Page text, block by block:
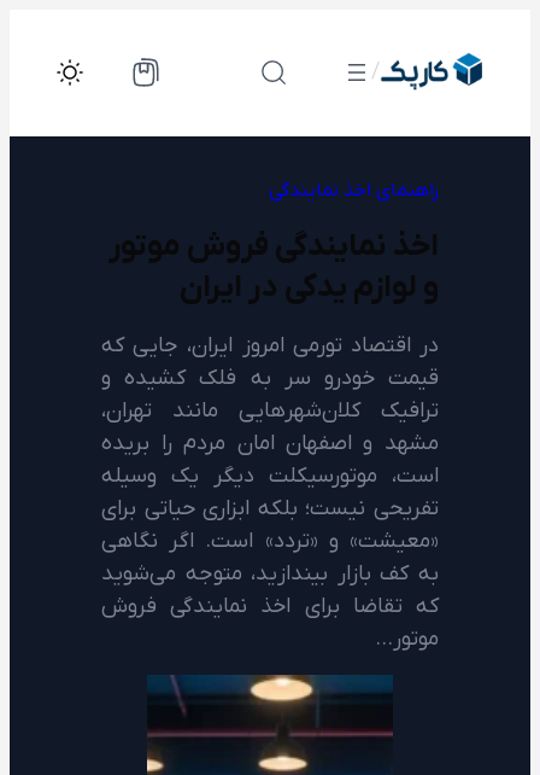
/
راهنمای اخذ نمایندگی
اخذ نمایندگی فروش موتور
و لوازم یدکی در ایران
در اقتصاد تورمی امروز ایران، جایی که
قیمت خودرو سر به فلک کشیده و
ترافیک کلان‌شهرهایی مانند تهران،
مشهد و اصفهان امان مردم را بریده
است، موتورسیکلت دیگر یک وسیله
تفریحی نیست؛ بلکه ابزاری حیاتی برای
«معیشت» و «تردد» است. اگر نگاهی
به کف بازار بیندازید، متوجه می‌شوید
که تقاضا برای اخذ نمایندگی فروش
موتور…